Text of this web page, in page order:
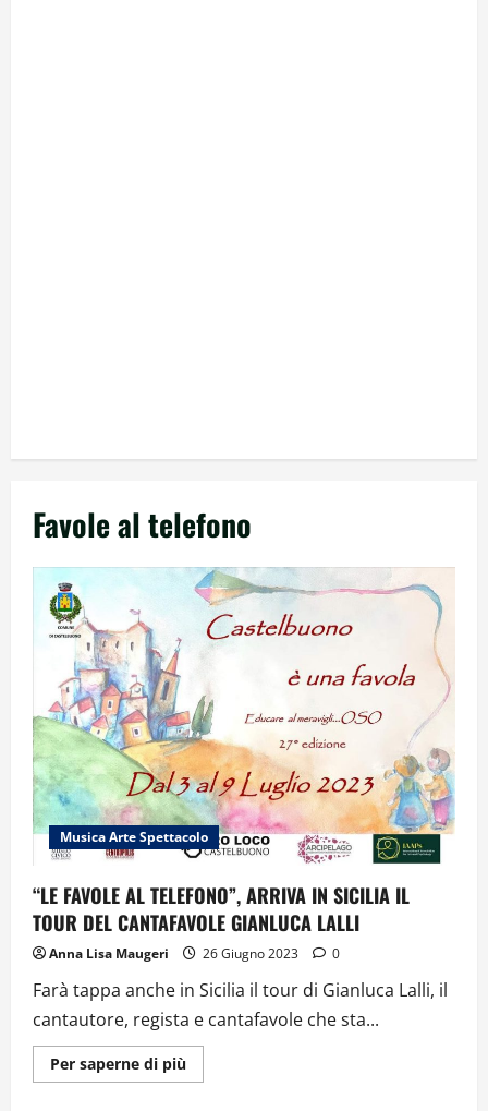
Favole al telefono
Musica Arte Spettacolo
“LE FAVOLE AL TELEFONO”, ARRIVA IN SICILIA IL
TOUR DEL CANTAFAVOLE GIANLUCA LALLI
Anna Lisa Maugeri 26 Giugno 2023 0
Farà tappa anche in Sicilia il tour di Gianluca Lalli, il
cantautore, regista e cantafavole che sta...
Per saperne di piùUlteriori
informazioni